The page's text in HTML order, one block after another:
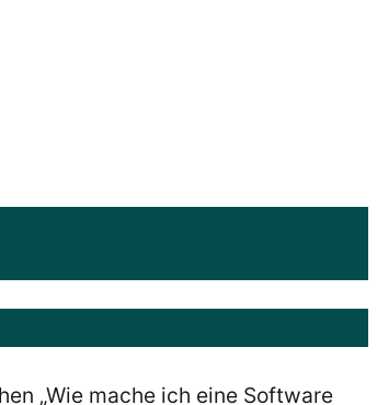
„Wie mache ich eine Software